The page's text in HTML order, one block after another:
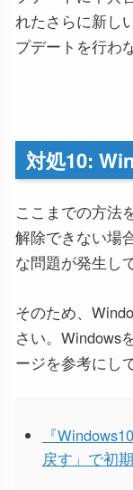
れたさらに新し
プデートを行わ
対処10:
ここまでの方法
解除できない場
な問題が発生し
そのため、
さい。Windows
ージを参考にし
『
戻す」で初